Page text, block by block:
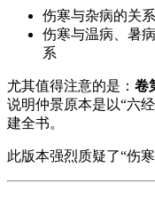
伤寒与杂病的关系
伤寒与温病、暑
系
尤其值得注意的是： 卷
说明仲景原本是以“六
建全书。
此版本强烈质疑了“伤